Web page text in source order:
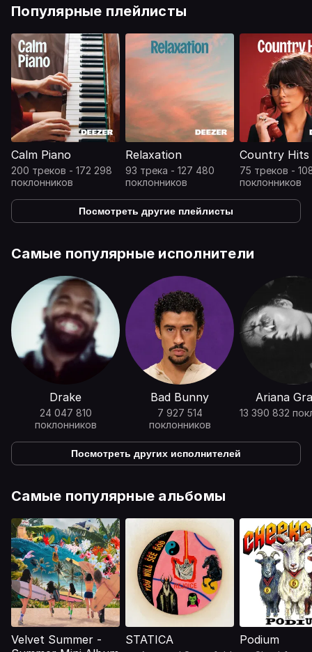
Популярные плейлисты
Calm Piano
200 треков - 172 298
поклонников
Relaxation
93 трека - 127 480
поклонников
Country Hits
75 треков -
поклонников
Посмотреть другие плейлисты
Самые популярные исполнители
Drake
24 047 810
поклонников
Bad Bunny
7 927 514
поклонников
Ariana
13 390 832
Посмотреть других исполнителей
Самые популярные альбомы
Velvet Summer -
STATICA Podium